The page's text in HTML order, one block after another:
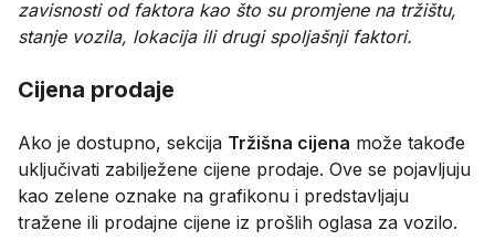
zavisnosti od faktora kao što su promjene na tržištu,
stanje vozila, lokacija ili drugi spoljašnji faktori.
Cijena prodaje
Ako je dostupno, sekcija Tržišna cijena može takođe
uključivati zabilježene cijene prodaje. Ove se pojavljuju
kao zelene oznake na grafikonu i predstavljaju
tražene ili prodajne cijene iz prošlih oglasa za vozilo.